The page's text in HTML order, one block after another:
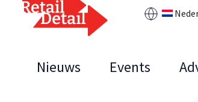
Nieuws Events